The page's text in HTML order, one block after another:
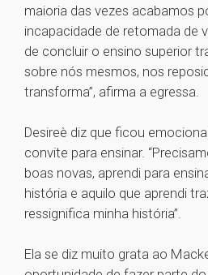
maioria das vezes acabamos
incapacidade de retomada de
de concluir o ensino superior
sobre nós mesmos, nos
transforma”, afirma a egressa.
Desireè diz que ficou
convite para ensinar.
boas novas, aprendi para
história e aquilo que aprendi
ressignifica minha história”.
Ela se diz muito grata ao